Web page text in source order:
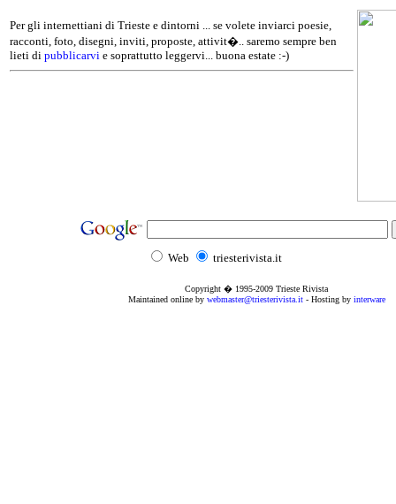
Per gli internettiani di Trieste e dintorni ... se volete inviarci poesie,
racconti, foto, disegni, inviti, proposte, attivit�.. saremo sempre ben
lieti di pubblicarvi e soprattutto leggervi... buona estate :-)
Web triesterivista.it
Copyright � 1995-2009 Trieste Rivista
Maintained online by webmaster@triesterivista.it- Hosting by interware